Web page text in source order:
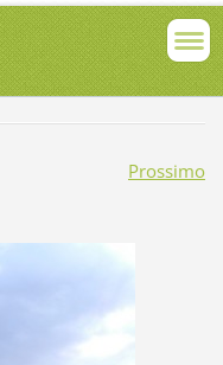
Prossimo